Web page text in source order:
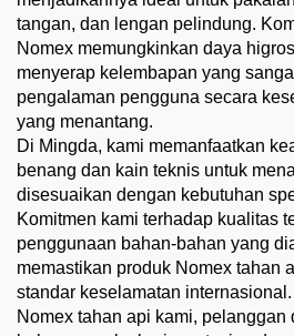
tangan, dan lengan pelindung.
Nomex memungkinkan daya
menyerap kelembapan yang
pengalaman pengguna secara
yang menantang.
Di Mingda, kami memanfaatkan
benang dan kain teknis untuk
disesuaikan dengan kebutuhan
Komitmen kami terhadap kualitas
penggunaan bahan-bahan yang
memastikan produk Nomex tahan
standar keselamatan
Nomex tahan api kami, pelanggan